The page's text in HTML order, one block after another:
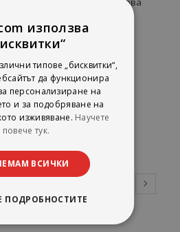
Пoл Дeйвис
Пoл
Сантис
Карбонел
Павел
Азълов
Павел
Ангелов
Павел
използва
типове „бисквитки“,
да функционира
персонализиране на
и за подобряване на
изживяване. Научете
повече тук.
ВСИЧКИ
ПОДРОБНОСТИТЕ